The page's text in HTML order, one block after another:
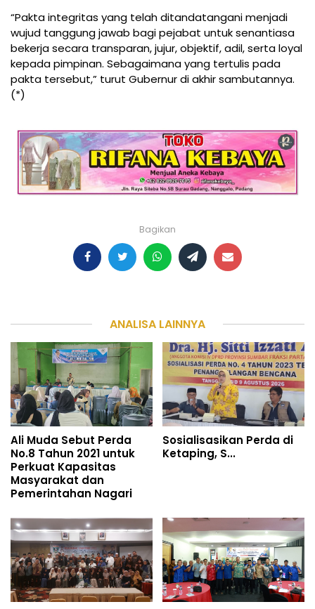
“Pakta integritas yang telah ditandatangani menjadi
wujud tanggung jawab bagi pejabat untuk senantiasa
bekerja secara transparan, jujur, objektif, adil, serta loyal
kepada pimpinan. Sebagaimana yang tertulis pada
pakta tersebut,” turut Gubernur di akhir sambutannya.
(*)
Bagikan
ANALISA LAINNYA
Ali Muda Sebut Perda
No.8 Tahun 2021 untuk
Perkuat Kapasitas
Masyarakat dan
Pemerintahan Nagari
Sosialisasikan Perda di
Ketaping, S...